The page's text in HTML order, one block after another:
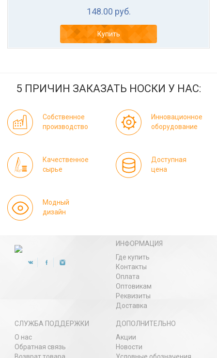
148.00 руб.
Купить
5 ПРИЧИН ЗАКАЗАТЬ НОСКИ У НАС:
Собственное
производство
Инновационное
оборудование
Качественное
сырье
Доступная
цена
Модный
дизайн
ИНФОРМАЦИЯ
Где купить
Контакты
Оплата
Оптовикам
Реквизиты
Доставка
СЛУЖБА ПОДДЕРЖКИ
О нас
Обратная связь
ДОПОЛНИТЕЛЬНО
Акции
Новости